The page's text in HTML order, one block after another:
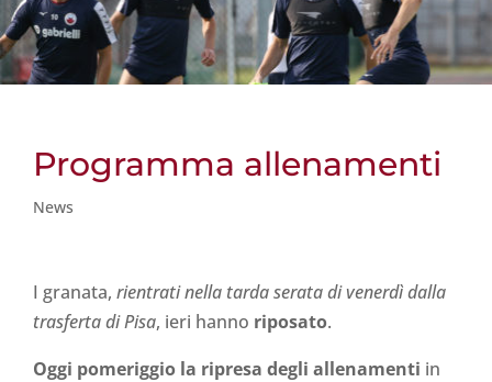
Programma allenamenti
News
I granata, rientrati nella tarda serata di venerdì dalla
trasferta di Pisa, ieri hanno riposato.
Oggi pomeriggio la ripresa degli allenamenti in